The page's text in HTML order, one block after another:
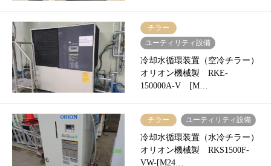
チラー
ユーティリティ設備
冷却水循環装置（空冷チラー）
オリオン機械製 RKE-
150000A-V [M…
チラー ユーティリティ設備
冷却水循環装置（水冷チラー）
オリオン機械製 RKS1500F-
VW-[M24…